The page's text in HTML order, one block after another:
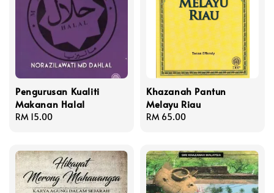
Pengurusan Kualiti
Makanan Halal
Regular
RM 15.00
Khazanah Pantun
Melayu Riau
Regular
RM 65.00